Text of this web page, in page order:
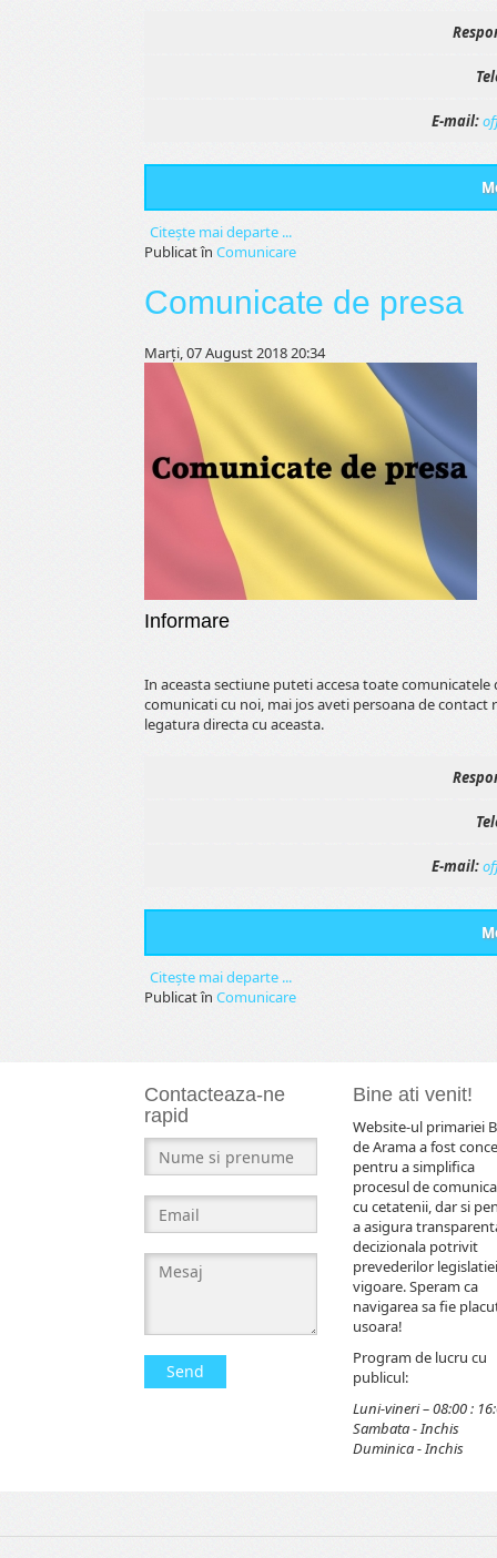
E-mail:
Citeşte mai departe ...
Publicat în Comunicare
Comunicate de presa
Marți, 07 August 2018 20:34
Informare
In aceasta sectiune puteti accesa toate
comunicati cu noi, mai jos aveti persoana de
legatura directa cu aceasta.
E-mail:
Citeşte mai departe ...
Publicat în Comunicare
Contacteaza-ne
rapid
Send
Bine ati venit!
Website-ul primariei
de Arama a fost
pentru a simplifica
procesul de
cu cetatenii, dar si
a asigura
decizionala potrivit
prevederilor
vigoare. Speram ca
navigarea sa fie
usoara!
Program de lucru cu
publicul:
Luni-vineri – 08:00 :
Sambata - Inchis
Duminica - Inchis